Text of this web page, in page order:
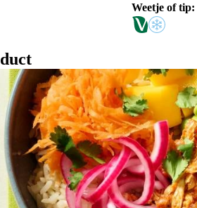
Weetje of tip: